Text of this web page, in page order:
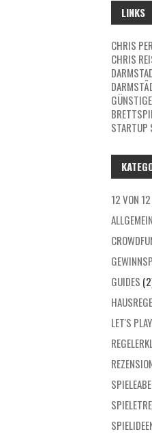
LINKS
CHRIS
CHRIS
STARTUP
12 VON 12
ALLGEMEIN
GUIDES
LET'S